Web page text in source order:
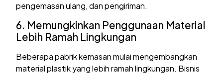
pengemasan ulang, dan pengiriman.
6. Memungkinkan Penggunaan Material
Lebih Ramah Lingkungan
Beberapa pabrik kemasan mulai mengembangkan
material plastik yang lebih ramah lingkungan. Bisnis